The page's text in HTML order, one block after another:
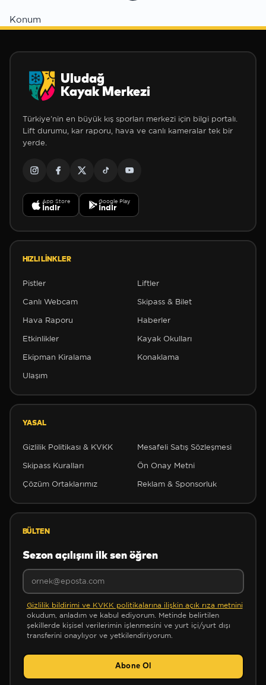
Konum
Uludağ
Kayak Merkezi
Türkiye'nin en büyük kış sporları merkezi için bilgi portalı.
Lift durumu, kar raporu, hava ve canlı kameralar tek bir
yerde.
App Store
İndir
Google Play
İndir
HIZLI LINKLER
Pistler Liftler
Canlı Webcam Skipass & Bilet
Hava Raporu Haberler
Etkinlikler Kayak Okulları
Ekipman Kiralama Konaklama
Ulaşım
YASAL
Gizlilik Politikası & KVKK Mesafeli Satış Sözleşmesi
Skipass Kuralları Ön Onay Metni
Çözüm Ortaklarımız Reklam & Sponsorluk
BÜLTEN
Sezon açılışını ilk sen öğren
Gizlilik bildirimi ve KVKK politikalarına ilişkin açık rıza metnini
okudum, anladım ve kabul ediyorum. Metinde belirtilen
şekillerde kişisel verilerimin işlenmesini ve yurt içi/yurt dışı
transferini onaylıyor ve yetkilendiriyorum.
Abone Ol